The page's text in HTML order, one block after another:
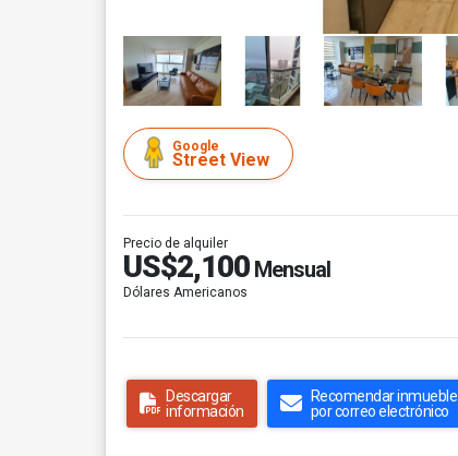
Google
Street View
Precio de alquiler
US$2,100 Mensual
Dólares Americanos
Descargar
información
Recomendar inmueble
por correo electrónico